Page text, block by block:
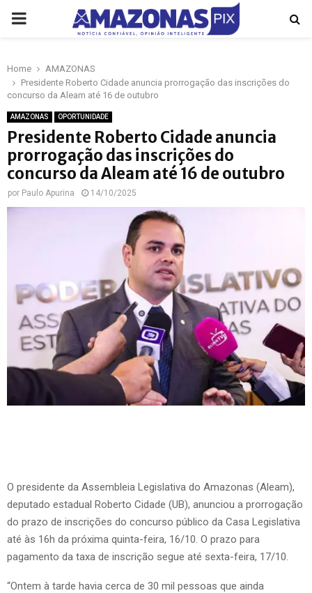
PRIMARY
Home
AMAZONAS
Presidente Roberto Cidade anuncia prorrogação das inscrições do
concurso da Aleam até 16 de outubro
AMAZONAS OPORTUNIDADE
Presidente Roberto Cidade anuncia
prorrogação das inscrições do
concurso da Aleam até 16 de outubro
por Paulo Apurina 14/10/2025
O presidente da Assembleia Legislativa do Amazonas (Aleam),
deputado estadual Roberto Cidade (UB), anunciou a prorrogação
do prazo de inscrições do concurso público da Casa Legislativa
até às 16h da próxima quinta-feira, 16/10. O prazo para
pagamento da taxa de inscrição segue até sexta-feira, 17/10.
“Ontem à tarde havia cerca de 30 mil pessoas que ainda